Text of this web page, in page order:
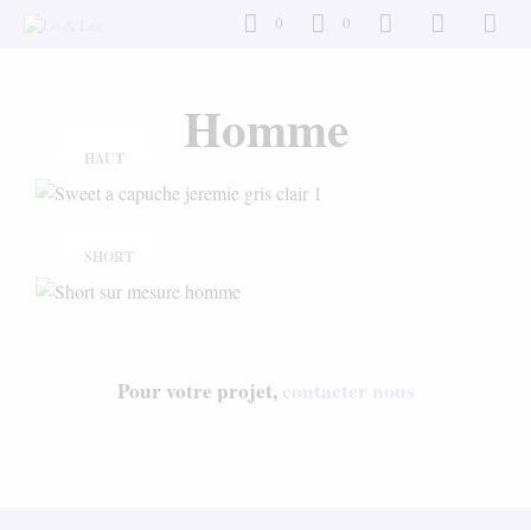
0 0
Homme
HAUT
SHORT
Pour votre projet,contacter nous